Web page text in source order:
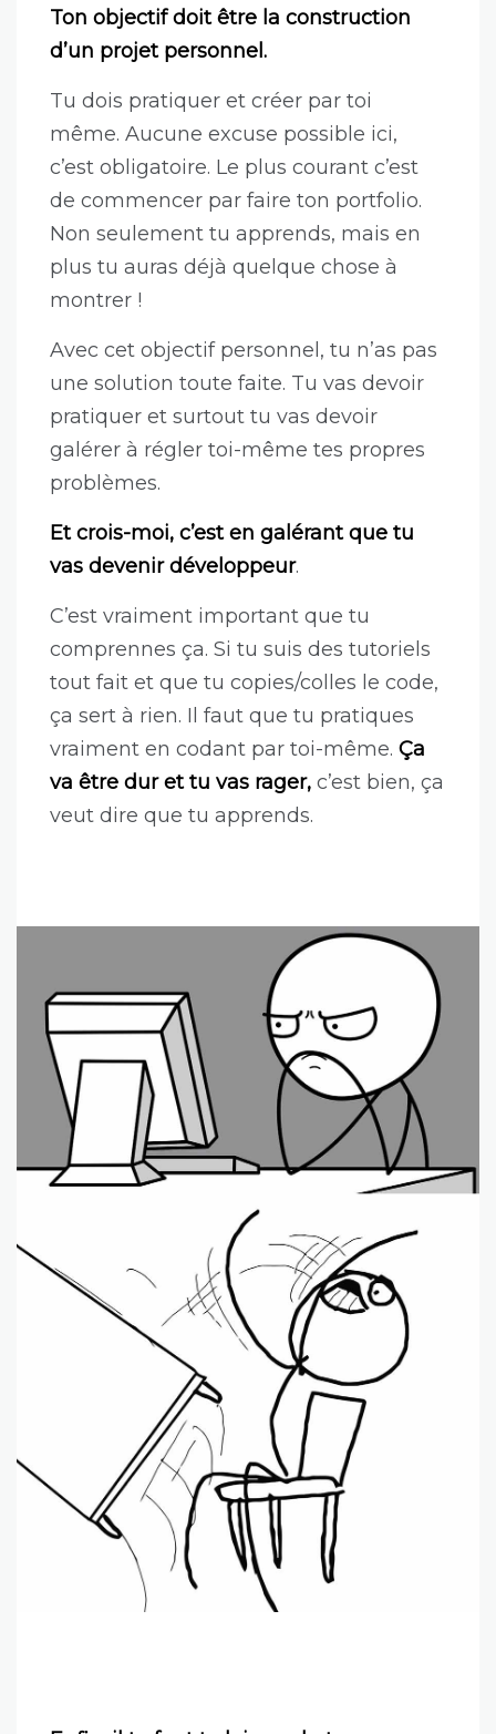
Ton objectif doit être la construction
d’un projet personnel.
Tu dois pratiquer et créer par toi
même. Aucune excuse possible ici,
c’est obligatoire. Le plus courant c’est
de commencer par faire ton portfolio.
Non seulement tu apprends, mais en
plus tu auras déjà quelque chose à
montrer !
Avec cet objectif personnel, tu n’as pas
une solution toute faite. Tu vas devoir
pratiquer et surtout tu vas devoir
galérer à régler toi-même tes propres
problèmes.
Et crois-moi, c’est en galérant que tu
vas devenir développeur.
C’est vraiment important que tu
comprennes ça. Si tu suis des tutoriels
tout fait et que tu copies/colles le code,
ça sert à rien. Il faut que tu pratiques
vraiment en codant par toi-même. Ça
va être dur et tu vas rager, c’est bien, ça
veut dire que tu apprends.